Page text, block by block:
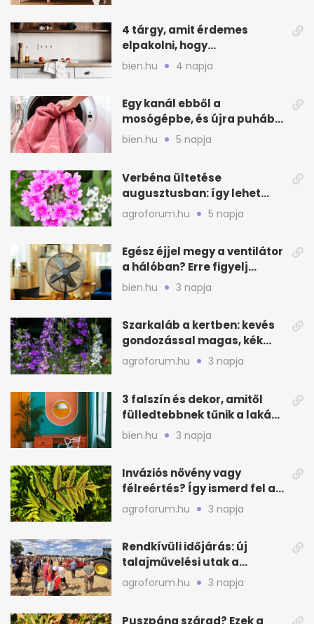
4 tárgy, amit érdemes
elpakolni, hogy
hűvösebbnek tűnjön a lakás
bien.hu 4 napja
Egy kanál ebből a
mosógépbe, és újra puhább
lesz a törölköző
bien.hu 5 napja
Verbéna ültetése
augusztusban: így lehet
még idén virágos a kert
agroforum.hu 5 napja
Egész éjjel megy a ventilátor
a hálóban? Erre figyelj
alvásnál nyáron
bien.hu 3 napja
Szarkaláb a kertben: kevés
gondozással magas, kék
virágfalat ad
agroforum.hu 3 napja
3 falszín és dekor, amitől
fülledtebbnek tűnik a lakás
nyáron
bien.hu 3 napja
Inváziós növény vagy
félreértés? Így ismerd fel a
valódi kockázatot
agroforum.hu 3 napja
Rendkívüli időjárás: új
talajművelési utak a
gazdáknak
agroforum.hu 3 napja
Puszpáng szárad? Ezek a